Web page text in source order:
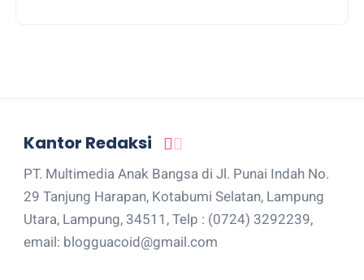
Kantor Redaksi
PT. Multimedia Anak Bangsa di Jl. Punai Indah No.
29 Tanjung Harapan, Kotabumi Selatan, Lampung
Utara, Lampung, 34511, Telp : (0724) 3292239,
email: blogguacoid@gmail.com